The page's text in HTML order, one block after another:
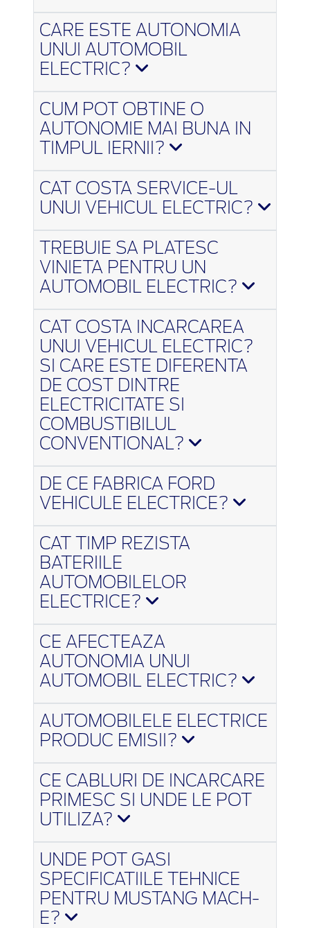
CARE ESTE AUTONOMIA
UNUI AUTOMOBIL
ELECTRIC?
CUM POT OBTINE O
AUTONOMIE MAI BUNA IN
TIMPUL IERNII?
CAT COSTA SERVICE-UL
UNUI VEHICUL ELECTRIC?
TREBUIE SA PLATESC
VINIETA PENTRU UN
AUTOMOBIL ELECTRIC?
CAT COSTA INCARCAREA
UNUI VEHICUL ELECTRIC?
SI CARE ESTE DIFERENTA
DE COST DINTRE
ELECTRICITATE SI
COMBUSTIBILUL
CONVENTIONAL?
DE CE FABRICA FORD
VEHICULE ELECTRICE?
CAT TIMP REZISTA
BATERIILE
AUTOMOBILELOR
ELECTRICE?
CE AFECTEAZA
AUTONOMIA UNUI
AUTOMOBIL ELECTRIC?
AUTOMOBILELE ELECTRICE
PRODUC EMISII?
CE CABLURI DE INCARCARE
PRIMESC SI UNDE LE POT
UTILIZA?
UNDE POT GASI
SPECIFICATIILE TEHNICE
PENTRU MUSTANG MACH-
E?